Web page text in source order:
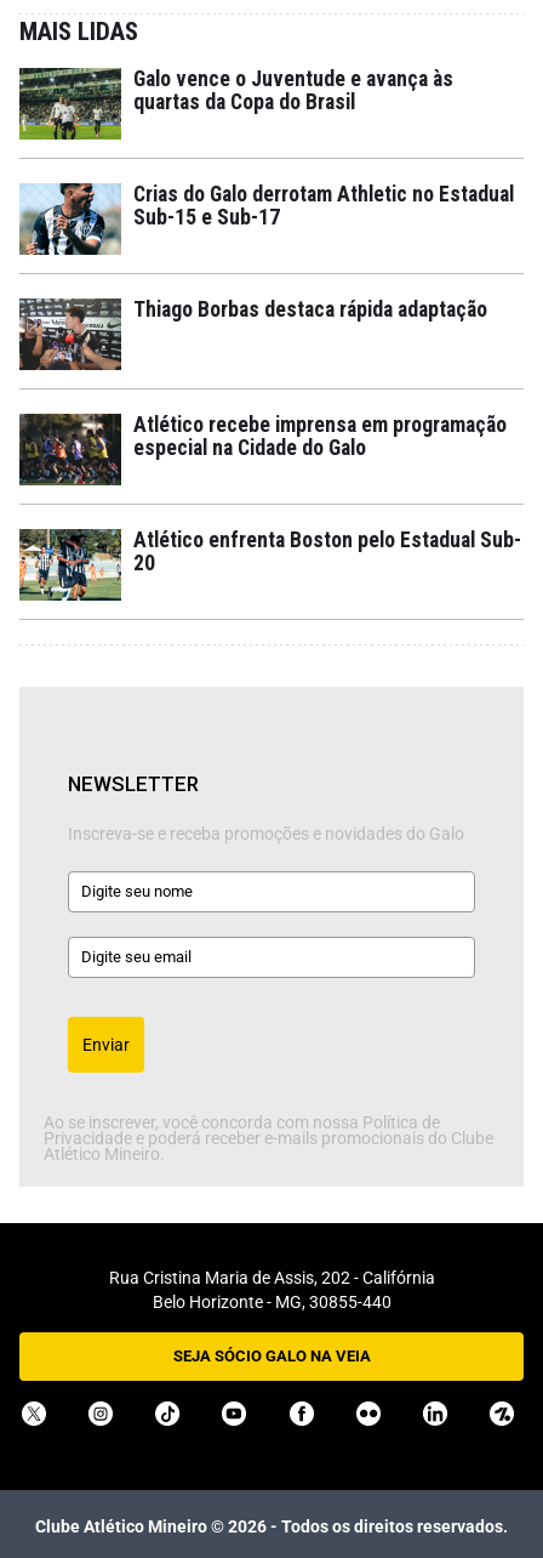
MAIS LIDAS
Galo vence o Juventude e avança às
quartas da Copa do Brasil
Crias do Galo derrotam Athletic no Estadual
Sub-15 e Sub-17
Thiago Borbas destaca rápida adaptação
Atlético recebe imprensa em programação
especial na Cidade do Galo
Atlético enfrenta Boston pelo Estadual Sub-
20
NEWSLETTER
Inscreva-se e receba promoções e novidades do Galo
Enviar
Ao se inscrever, você concorda com nossa Política de
Privacidade e poderá receber e-mails promocionais do Clube
Atlético Mineiro.
Rua Cristina Maria de Assis, 202 - Califórnia
Belo Horizonte - MG, 30855-440
SEJA SÓCIO GALO NA VEIA
Clube Atlético Mineiro ©2026- Todos os direitos reservados.